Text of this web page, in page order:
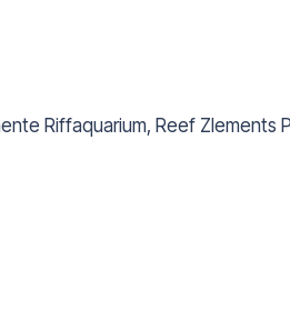
Riffaquarium, Reef Zlements